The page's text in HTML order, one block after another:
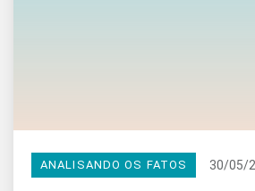
ANALISANDO OS FATOS 30/05/